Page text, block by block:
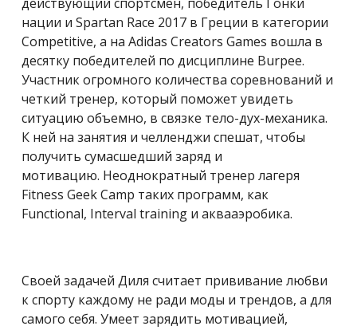
нации и Spartan Race 2017 в Греции в категории
Сompetitive, а на Adidas Creators Games вошла в
десятку победителей по дисциплине Burpee.
Участник огромного количества соревнований и
четкий тренер, который поможет увидеть
ситуацию объемно, в связке тело-дух-механика.
К ней на занятия и челленджи спешат, чтобы
получить сумасшедший заряд и
мотивацию. Неоднократный тренер лагеря
Fitness Geek Camp таких программ, как
Functional, Interval training и аквааэробика.
Своей задачей Диля считает прививание любви
к спорту каждому не ради моды и трендов, а для
самого себя. Умеет зарядить мотивацией,